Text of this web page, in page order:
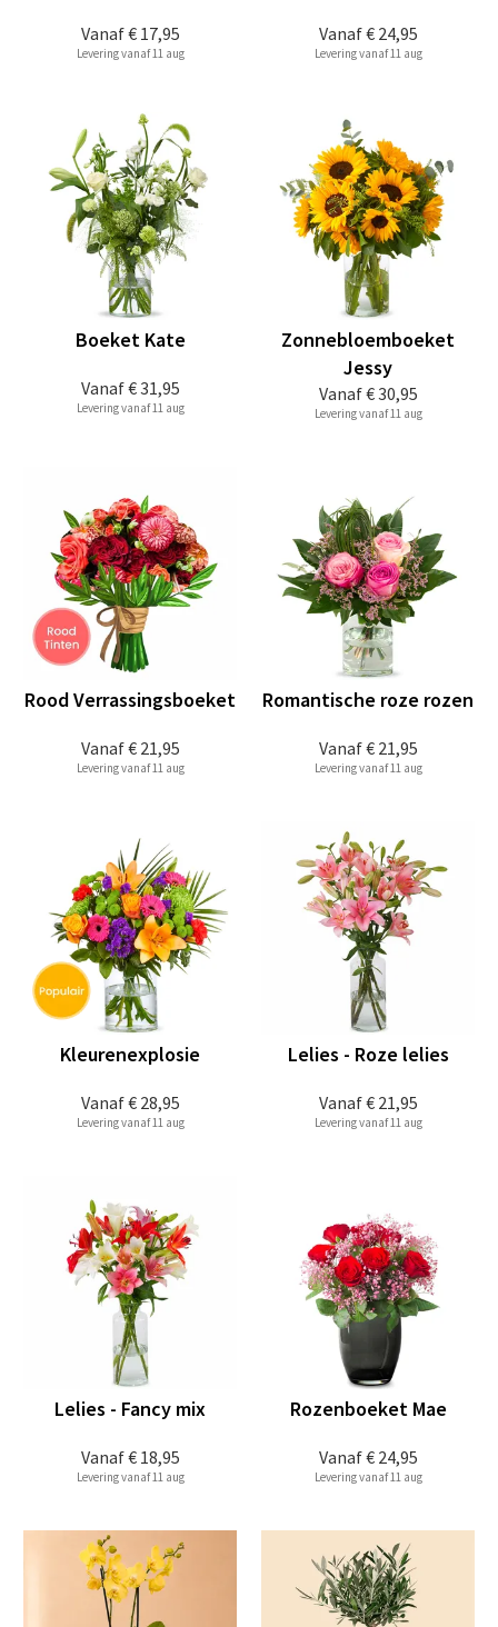
Vanaf€ 17,95
Levering vanaf 11 aug
Vanaf€ 24,95
Levering vanaf 11 aug
Vanaf€ 31,95
Boeket Kate
Levering vanaf 11 aug
Vanaf€ 30,95
Zonnebloemboeket
Jessy
Levering vanaf 11 aug
Vanaf€ 21,95
Rood Verrassingsboeket
Levering vanaf 11 aug
Vanaf€ 21,95
Romantische roze rozen
Levering vanaf 11 aug
Vanaf€ 28,95
Kleurenexplosie
Levering vanaf 11 aug
Vanaf€ 21,95
Lelies - Roze lelies
Levering vanaf 11 aug
Vanaf€ 18,95
Lelies - Fancy mix
Levering vanaf 11 aug
Vanaf€ 24,95
Rozenboeket Mae
Levering vanaf 11 aug